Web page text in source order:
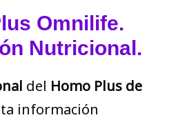
Omnilife.
Nutricional.
del Homo Plus de
información